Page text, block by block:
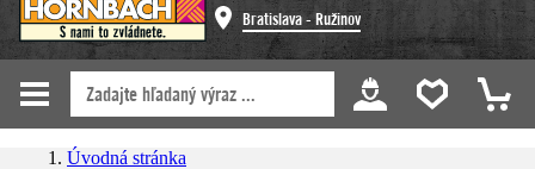
Bratislava - Ružinov
Úvodná stránka